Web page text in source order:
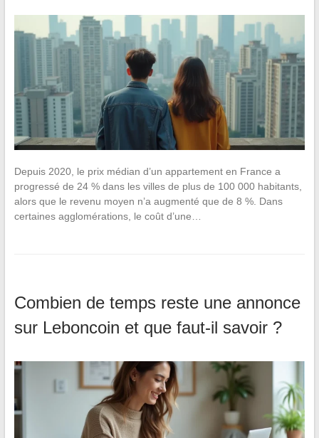
Depuis 2020, le prix médian d’un appartement en France a
progressé de 24 % dans les villes de plus de 100 000 habitants,
alors que le revenu moyen n’a augmenté que de 8 %. Dans
certaines agglomérations, le coût d’une…
Combien de temps reste une annonce
sur Leboncoin et que faut-il savoir ?